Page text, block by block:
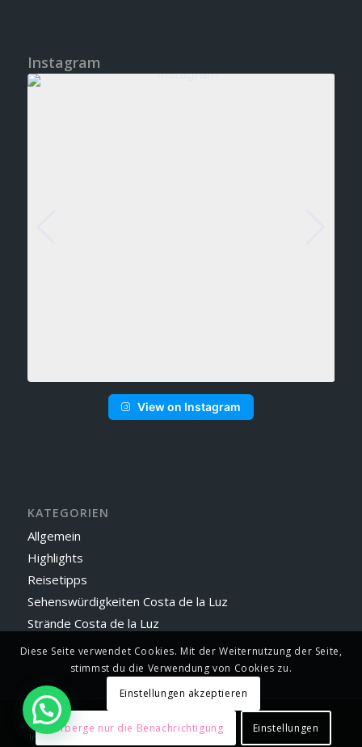
Instagram
View on Instagram
KATEGORIEN
Allgemein
Highlights
Reisetipps
Sehenswürdigkeiten Costa de la Luz
Strände Costa de la Luz
© 2023 - Vejer by Manuel
Impressum
Diese Seite verwendet Cookies. Mit der Weiternutzung der Seite,
stimmst du die Verwendung von Cookies zu.
Einstellungen akzeptieren
Verberge nur die Benachrichtigung Einstellungen